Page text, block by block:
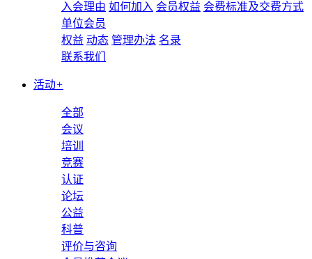
入会理由 如何加入 会员权益 会费标准及交费方式
单位会员
权益 动态 管理办法 名录
联系我们
活动+
全部
会议
培训
竞赛
认证
论坛
公益
科普
评价与咨询